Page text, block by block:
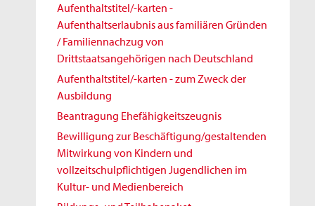
Aufenthaltstitel/-karten -
Aufenthaltserlaubnis aus familiären Gründen
/ Familiennachzug von
Drittstaatsangehörigen nach Deutschland
Aufenthaltstitel/-karten - zum Zweck der
Ausbildung
Beantragung Ehefähigkeitszeugnis
Bewilligung zur Beschäftigung/gestaltenden
Mitwirkung von Kindern und
vollzeitschulpflichtigen Jugendlichen im
Kultur- und Medienbereich